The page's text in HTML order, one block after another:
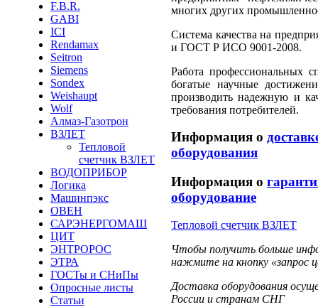
F.B.R.
GABI
ICI
Rendamax
Seitron
Siemens
Sondex
Weishaupt
Wolf
Алмаз-Газотрон
ВЗЛЕТ
Тепловой
счетчик ВЗЛЕТ
ВОДОПРИБОР
Логика
Машинпэкс
ОВЕН
САРЭНЕРГОМАШ
ЦИТ
ЭНТРОРОС
ЭТРА
ГОСТы и СНиПы
Опросные листы
Статьи
многих других
Система качества на
и ГОСТ Р ИСО 9001-2008.
Работа профессиональных
богатые научные
производить надежную и
требования потребителей.
Информация о
оборудования
Информация о
оборудование
Тепловой счетчик ВЗЛЕТ
Чтобы получить больше
нажмите на кнопку «запрос
Доставка оборудования
России и странам СНГ